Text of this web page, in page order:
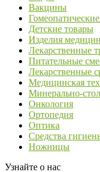
Вакцины
Гомеопатические
Детские товары
Изделия
Лекарственные
Питательные
Лекарственные
Медицинская
Минерально-
Онкология
Ортопедия
Оптика
Средства
Ножницы
Узнайте о нас